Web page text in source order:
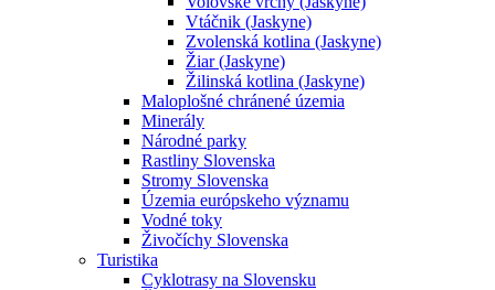
Vtáčnik (Jaskyne)
Zvolenská kotlina (Jaskyne)
Žiar (Jaskyne)
Žilinská kotlina (Jaskyne)
Maloplošné chránené územia
Minerály
Národné parky
Rastliny Slovenska
Stromy Slovenska
Územia európskeho významu
Vodné toky
Živočíchy Slovenska
Turistika
Cyklotrasy na Slovensku